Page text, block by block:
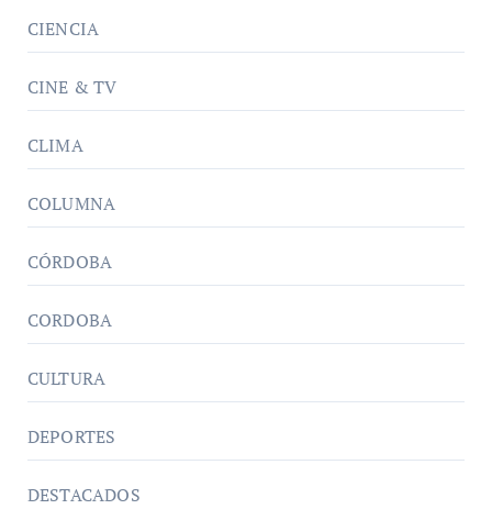
CIENCIA
CINE & TV
CLIMA
COLUMNA
CÓRDOBA
CORDOBA
CULTURA
DEPORTES
DESTACADOS